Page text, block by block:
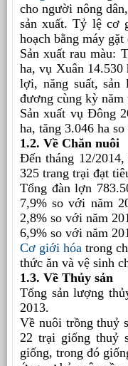
cho người nông
sản xuất. Tỷ lệ cơ
hoạch bằng máy
Sản xuất rau màu:
ha, vụ Xuân
lợi, năng suất, sản
đương cùng kỳ năm
Sản xuất vụ Đông
ha, tăng 3.046 ha
1.2. Về Chăn nuôi
Đến tháng 12/
325 trang trại đạt
Tổng đàn lợn
7,9% so với năm
2,8% so với năm
6,9% so với năm
Cơ giới hóa trong
thức ăn và vệ sinh
1.3. Về Thủy sản
Tổng sản lượng
2013.
Về nuôi trồng thuỷ
22 trại giống thuỷ
giống, trong đó